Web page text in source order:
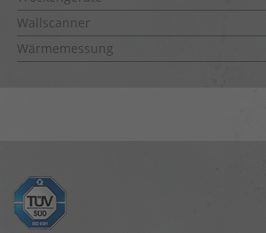
Wallscanner
Wärmemessung